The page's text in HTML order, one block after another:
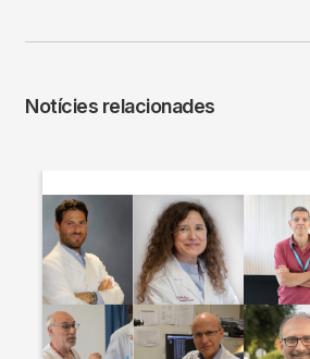
Notícies relacionades